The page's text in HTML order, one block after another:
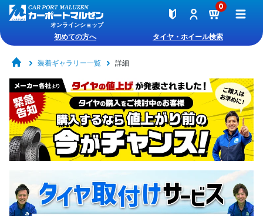
オンラインショップ
0
初めての方へ タイヤ・ホイール検索
装着ギャラリー一覧 詳細